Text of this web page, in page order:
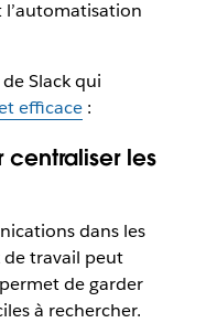
l’automatisation
Slack qui
efficace:
centraliser les
dans les
travail peut
de garder
à rechercher.